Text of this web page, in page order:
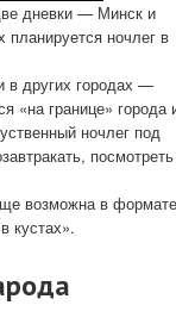
дневки — Минск и
ночлег в
в других городах —
«на границе» города
ночлег под
посмотреть
возможна в формате
кустах».